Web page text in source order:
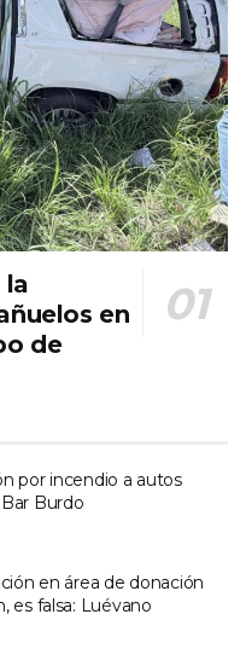
la
en
de
por incendio a autos
Burdo
en área de donación
es falsa: Luévano